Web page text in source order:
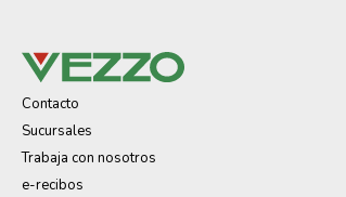
Contacto
Sucursales
Trabaja con nosotros
e-recibos